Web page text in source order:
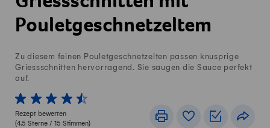
Pouletgeschnetzeltem
Zu diesem feinen Pouletgeschnetzelten passen knusprige
Griessschnitten hervorragend. Sie saugen die Sauce perfekt
auf.
1 von 5 Sterne
2 von 5 Sterne
3 von 5 Sterne
4 von 5 Sterne
5 von 5 Sterne
Rezept bewerten
(4.5 Sterne / 15 Stimmen)
DruckenRezeptbuch